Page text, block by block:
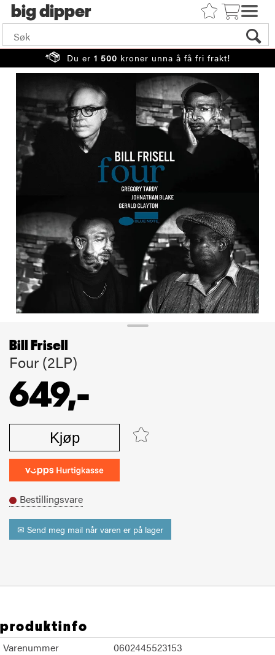
big
Du er 1 500 kroner unna å få fri frakt!
Bill Frisell
Four (2LP)
649,-
Kjøp
Bestillingsvare
✉ Send meg mail når varen er på lager
produktinfo
Varenummer
0602445523153